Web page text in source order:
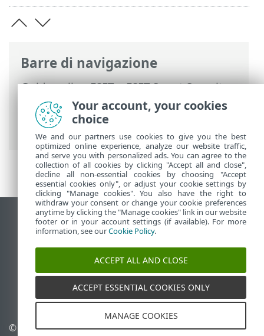
Barre di navigazione
Guida online ESET>ESET Smart Security
Premium
>Utilizzo di ESET Smart Security
Premium
>Configurazione
Internet
Visualizza sito desktop
End of Life
ESET Knowledge Base
ESET Status Portal
Supporto regionale
© 1992 - 2025 ESET, spol. s
Gestisci cookie
Your account, your cookies
choice
We and our partners use cookies to give you the best
optimized online experience, analyze our website traffic,
and serve you with personalized ads. You can agree to the
collection of all cookies by clicking "Accept all and close",
decline all non-essential cookies by choosing "Accept
essential cookies only", or adjust your cookie settings by
clicking "Manage cookies". You also have the right to
withdraw your consent or change your cookie preferences
anytime by clicking the "Manage cookies" link in our website
footer or in your account settings (if available). For more
information, see ourCookie Policy.
ACCEPT ALL AND CLOSE
ACCEPT ESSENTIAL COOKIES ONLY
MANAGE COOKIES